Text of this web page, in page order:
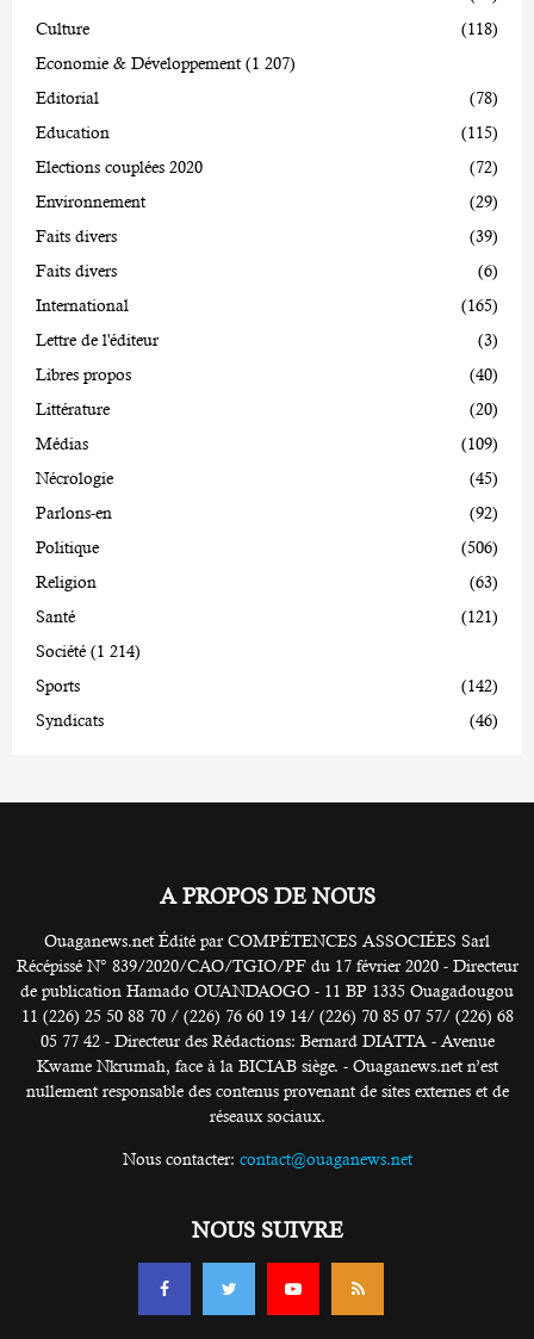
Culture
(118)
Economie & Développement (1 207)
Editorial
(78)
Education
(115)
Elections couplées 2020
(72)
Environnement
(29)
Faits divers
(39)
Faits divers
(6)
International
(165)
Lettre de l'éditeur
(3)
Libres propos
(40)
Littérature
(20)
Médias
(109)
Nécrologie
(45)
Parlons-en
(92)
Politique
(506)
Religion
(63)
Santé
(121)
Société (1 214)
Sports
(142)
Syndicats
(46)
A PROPOS DE NOUS
Ouaganews.net Édité par COMPÉTENCES ASSOCIÉES Sarl
Récépissé N° 839/2020/CAO/TGIO/PF du 17 février 2020 - Directeur
de publication Hamado OUANDAOGO - 11 BP 1335 Ouagadougou
11 (226) 25 50 88 70 / (226) 76 60 19 14/ (226) 70 85 07 57/ (226) 68
05 77 42 - Directeur des Rédactions: Bernard DIATTA - Avenue
Kwame Nkrumah, face à la BICIAB siège. - Ouaganews.net n’est
nullement responsable des contenus provenant de sites externes et de
réseaux sociaux.
Nous contacter: contact@ouaganews.net
NOUS SUIVRE